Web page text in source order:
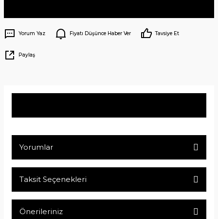
Yorum Yaz Fiyatı Düşünce Haber Ver Tavsiye Et
Paylaş
Yorumlar
Taksit Seçenekleri
Önerileriniz